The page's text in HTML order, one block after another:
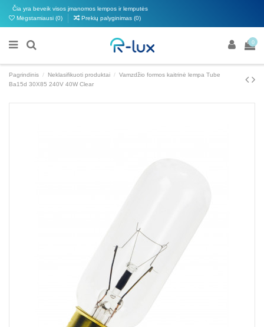
Čia yra beveik visos įmanomos lempos ir lemputės
Mėgstamiausi (0) Prekių palyginimas (0)
0
Pagrindinis Neklasifikuoti produktai
Vamzdžio formos kaitrinė lempa Tube
Ba15d 30X85 240V 40W Clear